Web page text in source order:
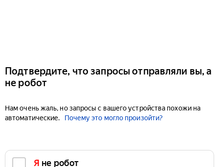
Подтвердите, что запросы отправляли вы, а
не робот
Нам очень жаль, но запросы с вашего устройства похожи на
автоматические.
Почему это могло произойти?
Я не робот